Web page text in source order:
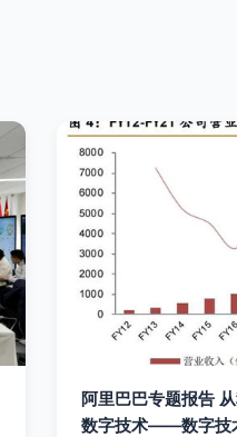
阿里巴巴专题报告
数字技术——数字技